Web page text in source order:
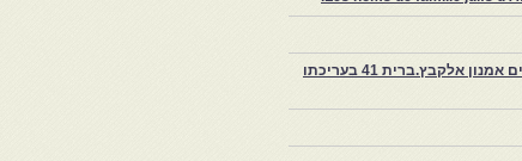
צפרו – קהילה יהודית קטנה במרוקו, ויצירת חכמיה חובקת עולם.הרמ"א מצפרו-נסים אמנון אלקבץ.ברית 41 בעריכתו